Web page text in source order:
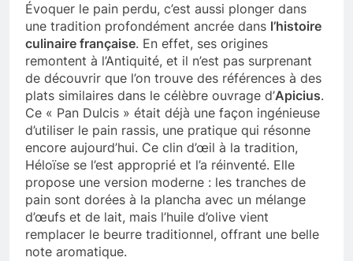
Évoquer le pain perdu, c’est aussi plonger dans
une tradition profondément ancrée dans l’histoire
culinaire française. En effet, ses origines
remontent à l’Antiquité, et il n’est pas surprenant
de découvrir que l’on trouve des références à des
plats similaires dans le célèbre ouvrage d’Apicius.
Ce « Pan Dulcis » était déjà une façon ingénieuse
d’utiliser le pain rassis, une pratique qui résonne
encore aujourd’hui. Ce clin d’œil à la tradition,
Héloïse se l’est approprié et l’a réinventé. Elle
propose une version moderne : les tranches de
pain sont dorées à la plancha avec un mélange
d’œufs et de lait, mais l’huile d’olive vient
remplacer le beurre traditionnel, offrant une belle
note aromatique.